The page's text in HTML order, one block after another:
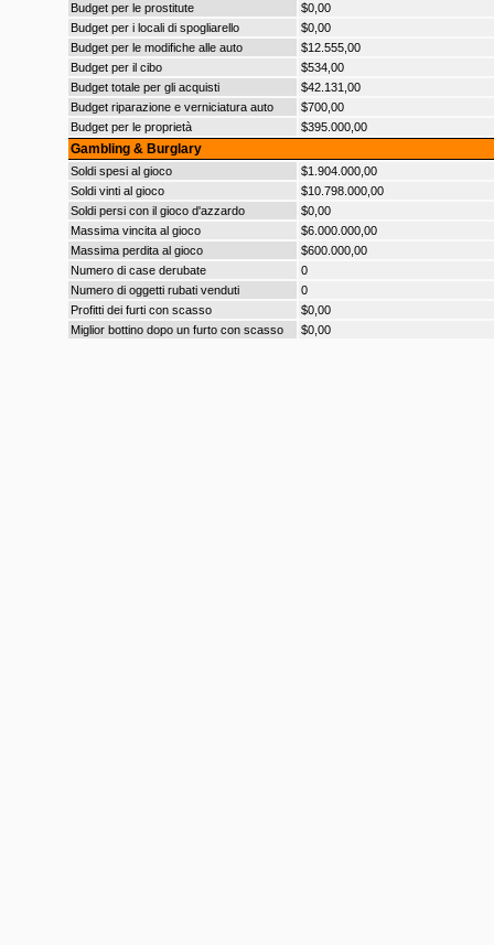
Budget per le prostitute
$0,00
Budget per i locali di spogliarello
$0,00
Budget per le modifiche alle auto
$12.555,00
Budget per il cibo
$534,00
Budget totale per gli acquisti
$42.131,00
Budget riparazione e verniciatura auto
$700,00
Budget per le proprietà
$395.000,00
Gambling & Burglary
Soldi spesi al gioco
$1.904.000,00
Soldi vinti al gioco
$10.798.000,00
Soldi persi con il gioco d'azzardo
$0,00
Massima vincita al gioco
$6.000.000,00
Massima perdita al gioco
$600.000,00
Numero di case derubate
0
Numero di oggetti rubati venduti
0
Profitti dei furti con scasso
$0,00
Miglior bottino dopo un furto con scasso
$0,00